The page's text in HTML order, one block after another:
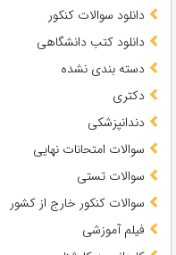
دانلود سوالات کنکور
دانلود کتب دانشگاهی
دسته بندی نشده
دکتری
دندانپزشکی
سوالات امتحانات نهایی
سوالات تستی
سوالات کنکور خارج از کشور
فیلم آموزشی